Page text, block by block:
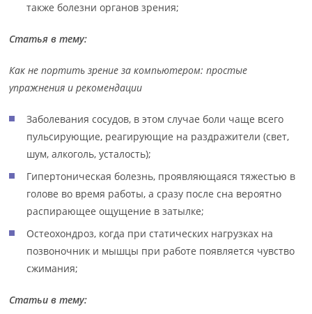
также болезни органов зрения;
Статья в тему:
Как не портить зрение за компьютером: простые
упражнения и рекомендации
Заболевания сосудов, в этом случае боли чаще всего
пульсирующие, реагирующие на раздражители (свет,
шум, алкоголь, усталость);
Гипертоническая болезнь, проявляющаяся тяжестью в
голове во время работы, а сразу после сна вероятно
распирающее ощущение в затылке;
Остеохондроз, когда при статических нагрузках на
позвоночник и мышцы при работе появляется чувство
сжимания;
Статьи в тему: